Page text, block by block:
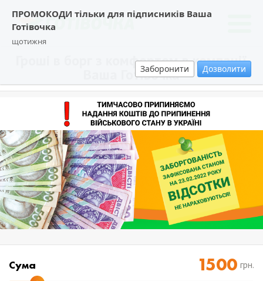
ПРОМОКОДИ тільки для підписників Ваша
Готівочка
щотижня
Заборонити Дозволити
Гроші в борг з комфортом в компанії
Ваша Готівочка
Cума грн.